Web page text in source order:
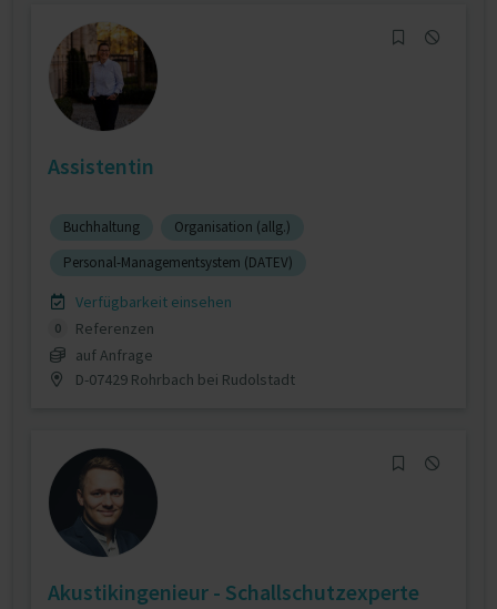
Assistentin
Buchhaltung
Organisation (allg.)
Personal-Managementsystem (DATEV)
Verfügbarkeit einsehen
0
Referenzen
auf Anfrage
D-07429 Rohrbach bei Rudolstadt
Akustikingenieur - Schallschutzexperte